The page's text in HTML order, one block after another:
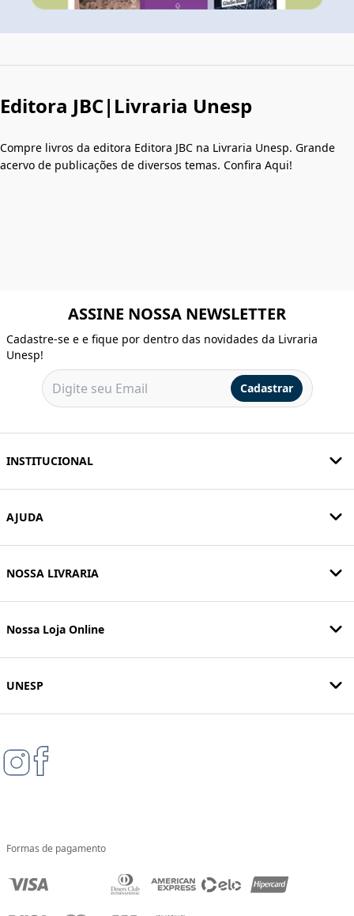
Editora JBC|Livraria Unesp
Compre livros da editora Editora JBC na Livraria Unesp. Grande
acervo de publicações de diversos temas. Confira Aqui!
ASSINE NOSSA NEWSLETTER
Cadastre-se e e fique por dentro das novidades da Livraria
Unesp!
Cadastrar
INSTITUCIONAL
AJUDA
NOSSA LIVRARIA
Nossa Loja Online
UNESP
Formas de pagamento